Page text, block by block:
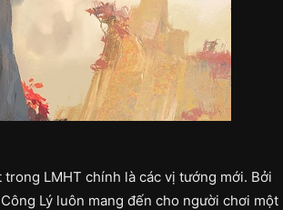
LMHT chính là các vị tướng mới. Bởi
Lý luôn mang đến cho người chơi một